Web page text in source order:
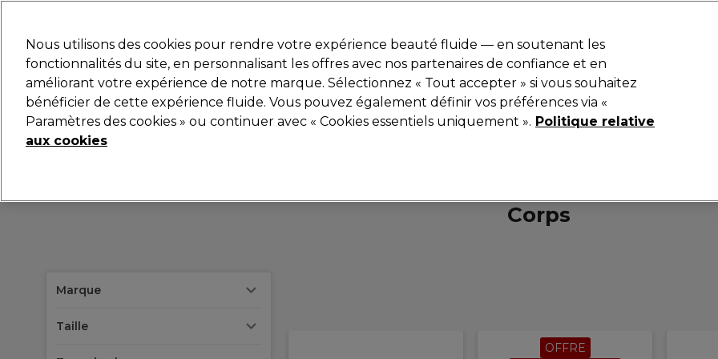
Rechercher
Marques Bons plans Coiffure Electro et Matériel Equipement de salon Beauté Hommes
Livraison et délais
Corps
Marque
Taille
OFFRE
Nous utilisons des cookies pour rendre votre expérience beauté fluide — en soutenant les
fonctionnalités du site, en personnalisant les offres avec nos partenaires de confiance et en
améliorant votre expérience de notre marque. Sélectionnez « Tout accepter » si vous souhaitez
bénéficier de cette expérience fluide. Vous pouvez également définir vos préférences via «
Paramètres des cookies » ou continuer avec « Cookies essentiels uniquement ». Politique relative
aux cookies